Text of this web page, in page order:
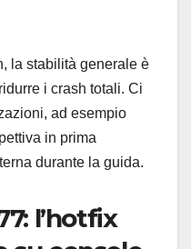
la stabilità generale è
i crash totali. Ci
ad esempio
in prima
durante la guida.
l’hotfix